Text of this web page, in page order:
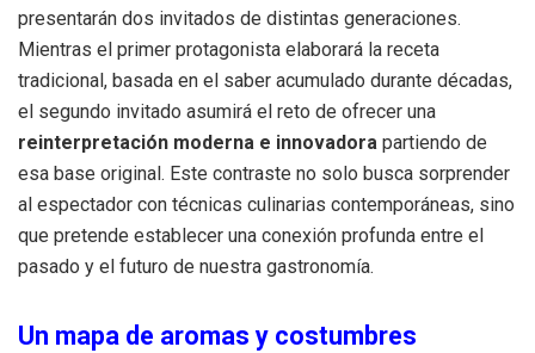
presentarán dos invitados de distintas generaciones.
Mientras el primer protagonista elaborará la receta
tradicional, basada en el saber acumulado durante décadas,
el segundo invitado asumirá el reto de ofrecer una
reinterpretación moderna e innovadora partiendo de
esa base original. Este contraste no solo busca sorprender
al espectador con técnicas culinarias contemporáneas, sino
que pretende establecer una conexión profunda entre el
pasado y el futuro de nuestra gastronomía.
Un mapa de aromas y costumbres